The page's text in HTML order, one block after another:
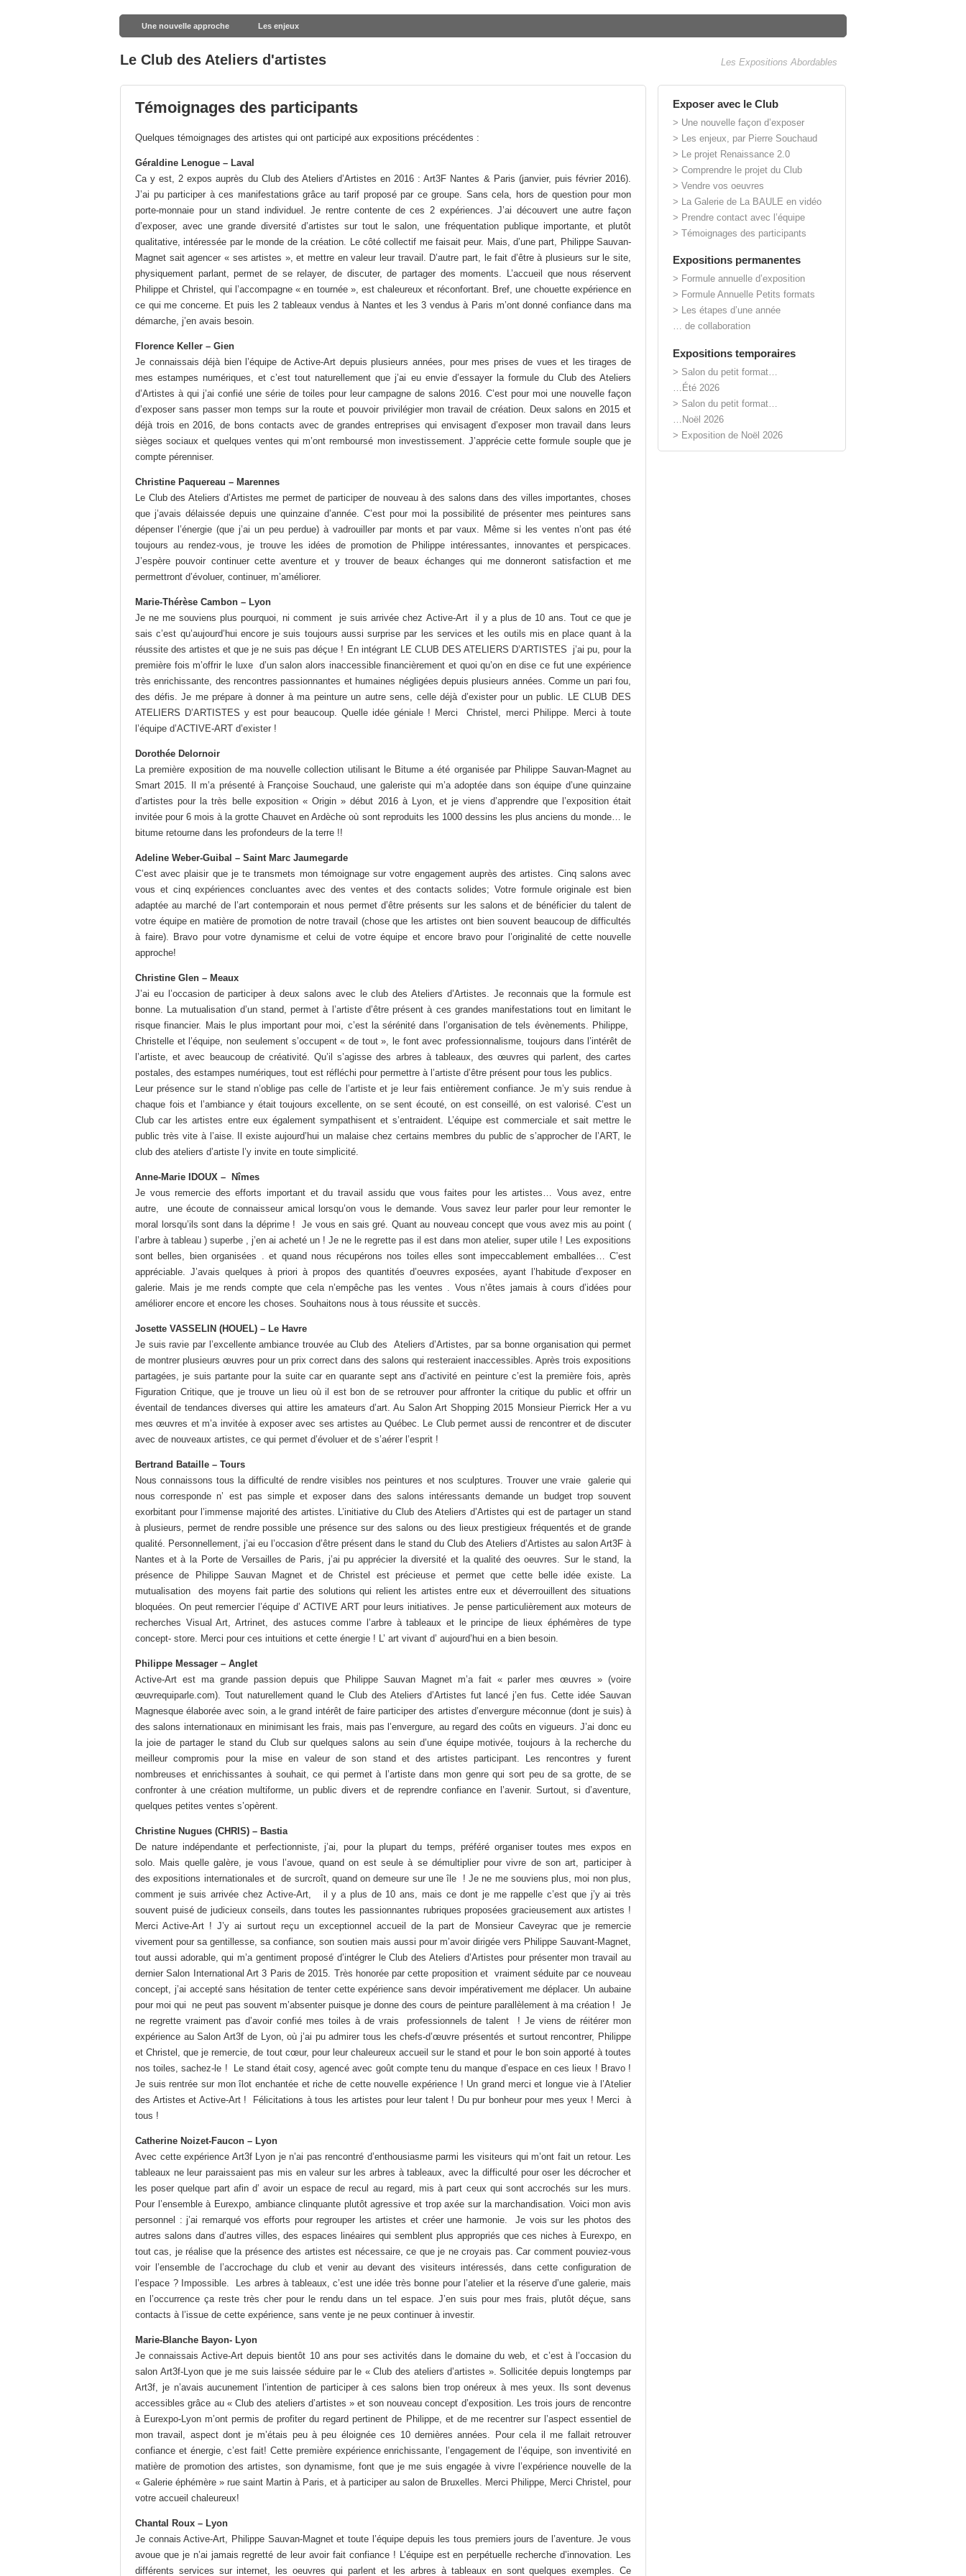
Une nouvelle approche Les enjeux
Le Club des Ateliers d'artistes Les Expositions Abordables
Témoignages des participants
Quelques témoignages des artistes qui ont participé aux expositions précédentes :
Géraldine Lenogue – Laval
Ca y est, 2 expos auprès du Club des Ateliers d’Artistes en 2016 : Art3F Nantes & Paris (janvier, puis février 2016).
J’ai pu participer à ces manifestations grâce au tarif proposé par ce groupe. Sans cela, hors de question pour mon
porte-monnaie pour un stand individuel. Je rentre contente de ces 2 expériences. J’ai découvert une autre façon
d’exposer, avec une grande diversité d’artistes sur tout le salon, une fréquentation publique importante, et plutôt
qualitative, intéressée par le monde de la création. Le côté collectif me faisait peur. Mais, d’une part, Philippe Sauvan-
Magnet sait agencer « ses artistes », et mettre en valeur leur travail. D’autre part, le fait d’être à plusieurs sur le site,
physiquement parlant, permet de se relayer, de discuter, de partager des moments. L’accueil que nous réservent
Philippe et Christel, qui l’accompagne « en tournée », est chaleureux et réconfortant. Bref, une chouette expérience en
ce qui me concerne. Et puis les 2 tableaux vendus à Nantes et les 3 vendus à Paris m’ont donné confiance dans ma
démarche, j’en avais besoin.
Florence Keller – Gien
Je connaissais déjà bien l’équipe de Active-Art depuis plusieurs années, pour mes prises de vues et les tirages de
mes estampes numériques, et c’est tout naturellement que j’ai eu envie d’essayer la formule du Club des Ateliers
d’Artistes à qui j’ai confié une série de toiles pour leur campagne de salons 2016. C’est pour moi une nouvelle façon
d’exposer sans passer mon temps sur la route et pouvoir privilégier mon travail de création. Deux salons en 2015 et
déjà trois en 2016, de bons contacts avec de grandes entreprises qui envisagent d’exposer mon travail dans leurs
sièges sociaux et quelques ventes qui m’ont remboursé mon investissement. J’apprécie cette formule souple que je
compte pérenniser.
Christine Paquereau – Marennes
Le Club des Ateliers d’Artistes me permet de participer de nouveau à des salons dans des villes importantes, choses
que j’avais délaissée depuis une quinzaine d’année. C’est pour moi la possibilité de présenter mes peintures sans
dépenser l’énergie (que j’ai un peu perdue) à vadrouiller par monts et par vaux. Même si les ventes n’ont pas été
toujours au rendez-vous, je trouve les idées de promotion de Philippe intéressantes, innovantes et perspicaces.
J’espère pouvoir continuer cette aventure et y trouver de beaux échanges qui me donneront satisfaction et me
permettront d’évoluer, continuer, m’améliorer.
Marie-Thérèse Cambon – Lyon
Je ne me souviens plus pourquoi, ni comment je suis arrivée chez Active-Art il y a plus de 10 ans. Tout ce que je
sais c’est qu’aujourd’hui encore je suis toujours aussi surprise par les services et les outils mis en place quant à la
réussite des artistes et que je ne suis pas déçue ! En intégrant LE CLUB DES ATELIERS D’ARTISTES j’ai pu, pour la
première fois m’offrir le luxe d’un salon alors inaccessible financièrement et quoi qu’on en dise ce fut une expérience
très enrichissante, des rencontres passionnantes et humaines négligées depuis plusieurs années. Comme un pari fou,
des défis. Je me prépare à donner à ma peinture un autre sens, celle déjà d’exister pour un public. LE CLUB DES
ATELIERS D’ARTISTES y est pour beaucoup. Quelle idée géniale ! Merci Christel, merci Philippe. Merci à toute
l’équipe d’ACTIVE-ART d’exister !
Dorothée Delornoir
La première exposition de ma nouvelle collection utilisant le Bitume a été organisée par Philippe Sauvan-Magnet au
Smart 2015. Il m’a présenté à Françoise Souchaud, une galeriste qui m’a adoptée dans son équipe d’une quinzaine
d’artistes pour la très belle exposition « Origin » début 2016 à Lyon, et je viens d’apprendre que l’exposition était
invitée pour 6 mois à la grotte Chauvet en Ardèche où sont reproduits les 1000 dessins les plus anciens du monde… le
bitume retourne dans les profondeurs de la terre !!
Adeline Weber-Guibal – Saint Marc Jaumegarde
C’est avec plaisir que je te transmets mon témoignage sur votre engagement auprès des artistes. Cinq salons avec
vous et cinq expériences concluantes avec des ventes et des contacts solides; Votre formule originale est bien
adaptée au marché de l’art contemporain et nous permet d’être présents sur les salons et de bénéficier du talent de
votre équipe en matière de promotion de notre travail (chose que les artistes ont bien souvent beaucoup de difficultés
à faire). Bravo pour votre dynamisme et celui de votre équipe et encore bravo pour l’originalité de cette nouvelle
approche!
Christine Glen – Meaux
J’ai eu l’occasion de participer à deux salons avec le club des Ateliers d’Artistes. Je reconnais que la formule est
bonne. La mutualisation d’un stand, permet à l’artiste d’être présent à ces grandes manifestations tout en limitant le
risque financier. Mais le plus important pour moi, c’est la sérénité dans l’organisation de tels évènements. Philippe,
Christelle et l’équipe, non seulement s’occupent « de tout », le font avec professionnalisme, toujours dans l’intérêt de
l’artiste, et avec beaucoup de créativité. Qu’il s’agisse des arbres à tableaux, des œuvres qui parlent, des cartes
postales, des estampes numériques, tout est réfléchi pour permettre à l’artiste d’être présent pour tous les publics.
Leur présence sur le stand n’oblige pas celle de l’artiste et je leur fais entièrement confiance. Je m’y suis rendue à
chaque fois et l’ambiance y était toujours excellente, on se sent écouté, on est conseillé, on est valorisé. C’est un
Club car les artistes entre eux également sympathisent et s’entraident. L’équipe est commerciale et sait mettre le
public très vite à l’aise. Il existe aujourd’hui un malaise chez certains membres du public de s’approcher de l’ART, le
club des ateliers d’artiste l’y invite en toute simplicité.
Anne-Marie IDOUX – Nîmes
Je vous remercie des efforts important et du travail assidu que vous faites pour les artistes… Vous avez, entre
autre, une écoute de connaisseur amical lorsqu’on vous le demande. Vous savez leur parler pour leur remonter le
moral lorsqu’ils sont dans la déprime ! Je vous en sais gré. Quant au nouveau concept que vous avez mis au point (
l’arbre à tableau ) superbe , j’en ai acheté un ! Je ne le regrette pas il est dans mon atelier, super utile ! Les expositions
sont belles, bien organisées . et quand nous récupérons nos toiles elles sont impeccablement emballées… C’est
appréciable. J’avais quelques à priori à propos des quantités d’oeuvres exposées, ayant l’habitude d’exposer en
galerie. Mais je me rends compte que cela n’empêche pas les ventes . Vous n’êtes jamais à cours d’idées pour
améliorer encore et encore les choses. Souhaitons nous à tous réussite et succès.
Josette VASSELIN (HOUEL) – Le Havre
Je suis ravie par l’excellente ambiance trouvée au Club des Ateliers d’Artistes, par sa bonne organisation qui permet
de montrer plusieurs œuvres pour un prix correct dans des salons qui resteraient inaccessibles. Après trois expositions
partagées, je suis partante pour la suite car en quarante sept ans d’activité en peinture c’est la première fois, après
Figuration Critique, que je trouve un lieu où il est bon de se retrouver pour affronter la critique du public et offrir un
éventail de tendances diverses qui attire les amateurs d’art. Au Salon Art Shopping 2015 Monsieur Pierrick Her a vu
mes œuvres et m’a invitée à exposer avec ses artistes au Québec. Le Club permet aussi de rencontrer et de discuter
avec de nouveaux artistes, ce qui permet d’évoluer et de s’aérer l’esprit !
Bertrand Bataille – Tours
Nous connaissons tous la difficulté de rendre visibles nos peintures et nos sculptures. Trouver une vraie galerie qui
nous corresponde n’ est pas simple et exposer dans des salons intéressants demande un budget trop souvent
exorbitant pour l’immense majorité des artistes. L’initiative du Club des Ateliers d’Artistes qui est de partager un stand
à plusieurs, permet de rendre possible une présence sur des salons ou des lieux prestigieux fréquentés et de grande
qualité. Personnellement, j’ai eu l’occasion d’être présent dans le stand du Club des Ateliers d’Artistes au salon Art3F à
Nantes et à la Porte de Versailles de Paris, j’ai pu apprécier la diversité et la qualité des oeuvres. Sur le stand, la
présence de Philippe Sauvan Magnet et de Christel est précieuse et permet que cette belle idée existe. La
mutualisation des moyens fait partie des solutions qui relient les artistes entre eux et déverrouillent des situations
bloquées. On peut remercier l’équipe d’ ACTIVE ART pour leurs initiatives. Je pense particulièrement aux moteurs de
recherches Visual Art, Artrinet, des astuces comme l’arbre à tableaux et le principe de lieux éphémères de type
concept- store. Merci pour ces intuitions et cette énergie ! L’ art vivant d’ aujourd’hui en a bien besoin.
Philippe Messager – Anglet
Active-Art est ma grande passion depuis que Philippe Sauvan Magnet m’a fait « parler mes œuvres » (voire
œuvrequiparle.com). Tout naturellement quand le Club des Ateliers d’Artistes fut lancé j’en fus. Cette idée Sauvan
Magnesque élaborée avec soin, a le grand intérêt de faire participer des artistes d’envergure méconnue (dont je suis) à
des salons internationaux en minimisant les frais, mais pas l’envergure, au regard des coûts en vigueurs. J’ai donc eu
la joie de partager le stand du Club sur quelques salons au sein d’une équipe motivée, toujours à la recherche du
meilleur compromis pour la mise en valeur de son stand et des artistes participant. Les rencontres y furent
nombreuses et enrichissantes à souhait, ce qui permet à l’artiste dans mon genre qui sort peu de sa grotte, de se
confronter à une création multiforme, un public divers et de reprendre confiance en l’avenir. Surtout, si d’aventure,
quelques petites ventes s’opèrent.
Christine Nugues (CHRIS) – Bastia
De nature indépendante et perfectionniste, j’ai, pour la plupart du temps, préféré organiser toutes mes expos en
solo. Mais quelle galère, je vous l’avoue, quand on est seule à se démultiplier pour vivre de son art, participer à
des expositions internationales et de surcroît, quand on demeure sur une île ! Je ne me souviens plus, moi non plus,
comment je suis arrivée chez Active-Art, il y a plus de 10 ans, mais ce dont je me rappelle c’est que j’y ai très
souvent puisé de judicieux conseils, dans toutes les passionnantes rubriques proposées gracieusement aux artistes !
Merci Active-Art ! J’y ai surtout reçu un exceptionnel accueil de la part de Monsieur Caveyrac que je remercie
vivement pour sa gentillesse, sa confiance, son soutien mais aussi pour m’avoir dirigée vers Philippe Sauvant-Magnet,
tout aussi adorable, qui m’a gentiment proposé d’intégrer le Club des Ateliers d’Artistes pour présenter mon travail au
dernier Salon International Art 3 Paris de 2015. Très honorée par cette proposition et vraiment séduite par ce nouveau
concept, j’ai accepté sans hésitation de tenter cette expérience sans devoir impérativement me déplacer. Un aubaine
pour moi qui ne peut pas souvent m’absenter puisque je donne des cours de peinture parallèlement à ma création ! Je
ne regrette vraiment pas d’avoir confié mes toiles à de vrais professionnels de talent ! Je viens de réitérer mon
expérience au Salon Art3f de Lyon, où j’ai pu admirer tous les chefs-d’œuvre présentés et surtout rencontrer, Philippe
et Christel, que je remercie, de tout cœur, pour leur chaleureux accueil sur le stand et pour le bon soin apporté à toutes
nos toiles, sachez-le ! Le stand était cosy, agencé avec goût compte tenu du manque d’espace en ces lieux ! Bravo !
Je suis rentrée sur mon îlot enchantée et riche de cette nouvelle expérience ! Un grand merci et longue vie à l’Atelier
des Artistes et Active-Art ! Félicitations à tous les artistes pour leur talent ! Du pur bonheur pour mes yeux ! Merci à
tous !
Catherine Noizet-Faucon – Lyon
Avec cette expérience Art3f Lyon je n’ai pas rencontré d’enthousiasme parmi les visiteurs qui m’ont fait un retour. Les
tableaux ne leur paraissaient pas mis en valeur sur les arbres à tableaux, avec la difficulté pour oser les décrocher et
les poser quelque part afin d’ avoir un espace de recul au regard, mis à part ceux qui sont accrochés sur les murs.
Pour l’ensemble à Eurexpo, ambiance clinquante plutôt agressive et trop axée sur la marchandisation. Voici mon avis
personnel : j’ai remarqué vos efforts pour regrouper les artistes et créer une harmonie. Je vois sur les photos des
autres salons dans d’autres villes, des espaces linéaires qui semblent plus appropriés que ces niches à Eurexpo, en
tout cas, je réalise que la présence des artistes est nécessaire, ce que je ne croyais pas. Car comment pouviez-vous
voir l’ensemble de l’accrochage du club et venir au devant des visiteurs intéressés, dans cette configuration de
l’espace ? Impossible. Les arbres à tableaux, c’est une idée très bonne pour l’atelier et la réserve d’une galerie, mais
en l’occurrence ça reste très cher pour le rendu dans un tel espace. J’en suis pour mes frais, plutôt déçue, sans
contacts à l’issue de cette expérience, sans vente je ne peux continuer à investir.
Marie-Blanche Bayon- Lyon
Je connaissais Active-Art depuis bientôt 10 ans pour ses activités dans le domaine du web, et c’est à l’occasion du
salon Art3f-Lyon que je me suis laissée séduire par le « Club des ateliers d’artistes ». Sollicitée depuis longtemps par
Art3f, je n’avais aucunement l’intention de participer à ces salons bien trop onéreux à mes yeux. Ils sont devenus
accessibles grâce au « Club des ateliers d’artistes » et son nouveau concept d’exposition. Les trois jours de rencontre
à Eurexpo-Lyon m’ont permis de profiter du regard pertinent de Philippe, et de me recentrer sur l’aspect essentiel de
mon travail, aspect dont je m’étais peu à peu éloignée ces 10 dernières années. Pour cela il me fallait retrouver
confiance et énergie, c’est fait! Cette première expérience enrichissante, l’engagement de l’équipe, son inventivité en
matière de promotion des artistes, son dynamisme, font que je me suis engagée à vivre l’expérience nouvelle de la
« Galerie éphémère » rue saint Martin à Paris, et à participer au salon de Bruxelles. Merci Philippe, Merci Christel, pour
votre accueil chaleureux!
Chantal Roux – Lyon
Je connais Active-Art, Philippe Sauvan-Magnet et toute l’équipe depuis les tous premiers jours de l’aventure. Je vous
avoue que je n’ai jamais regretté de leur avoir fait confiance ! L’équipe est en perpétuelle recherche d’innovation. Les
différents services sur internet, les oeuvres qui parlent et les arbres à tableaux en sont quelques exemples. Ce
Exposer avec le Club
> Une nouvelle façon d’exposer
> Les enjeux, par Pierre Souchaud
> Le projet Renaissance 2.0
> Comprendre le projet du Club
> Vendre vos oeuvres
> La Galerie de La BAULE en vidéo
> Prendre contact avec l’équipe
> Témoignages des participants
Expositions permanentes
> Formule annuelle d’exposition
> Formule Annuelle Petits formats
> Les étapes d’une année
… de collaboration
Expositions temporaires
> Salon du petit format…
…Été 2026
> Salon du petit format…
…Noël 2026
> Exposition de Noël 2026